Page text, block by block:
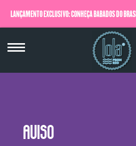
LANÇAMENTO EXCLUSIVO: CONHEÇA BABADOS DO
QUERO SABER MAIS